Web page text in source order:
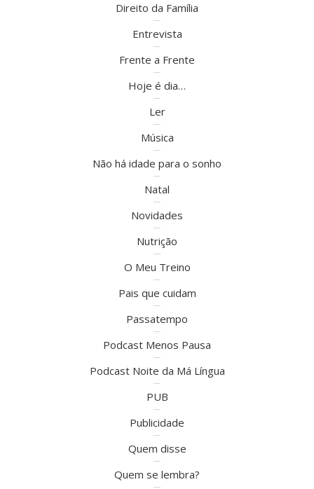
Direito da Família
Entrevista
Frente a Frente
Hoje é dia…
Ler
Música
Não há idade para o sonho
Natal
Novidades
Nutrição
O Meu Treino
Pais que cuidam
Passatempo
Podcast Menos Pausa
Podcast Noite da Má Língua
PUB
Publicidade
Quem disse
Quem se lembra?